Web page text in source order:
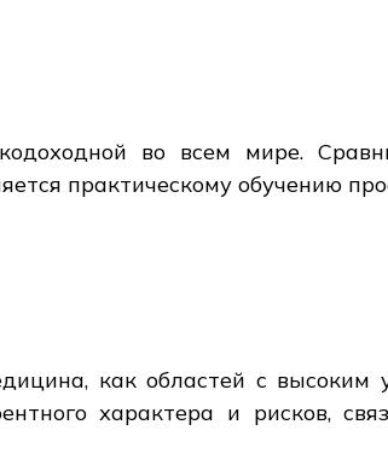
во всем мире.
практическому обучению
как областей с высоким
характера и рисков,